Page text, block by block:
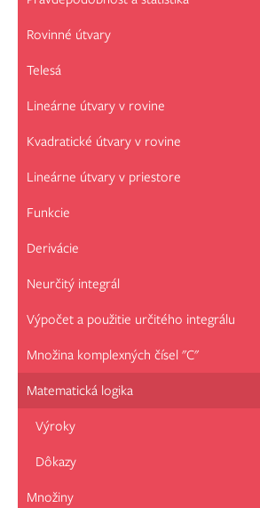
Rovinné útvary
Telesá
Lineárne útvary v rovine
Kvadratické útvary v rovine
Lineárne útvary v priestore
Funkcie
Derivácie
Neurčitý integrál
Výpočet a použitie určitého integrálu
Množina komplexných čísel "C"
Matematická logika
Výroky
Dôkazy
Množiny